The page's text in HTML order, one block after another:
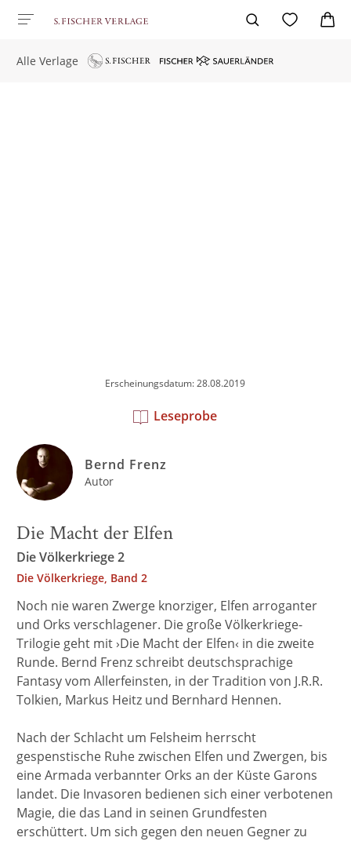
Alle Verlage
Erscheinungsdatum: 28.08.2019
Leseprobe
Bernd Frenz
Autor
Die Macht der Elfen
Die Völkerkriege 2
Die Völkerkriege, Band 2
Noch nie waren Zwerge knorziger, Elfen arroganter
und Orks verschlagener. Die große Völkerkriege-
Trilogie geht mit ›Die Macht der Elfen‹ in die zweite
Runde. Bernd Frenz schreibt deutschsprachige
Fantasy vom Allerfeinsten, in der Tradition von J.R.R.
Tolkien, Markus Heitz und Bernhard Hennen.
Nach der Schlacht um Felsheim herrscht
gespenstische Ruhe zwischen Elfen und Zwergen, bis
eine Armada verbannter Orks an der Küste Garons
landet. Die Invasoren bedienen sich einer verbotenen
Magie, die das Land in seinen Grundfesten
erschüttert. Um sich gegen den neuen Gegner zu